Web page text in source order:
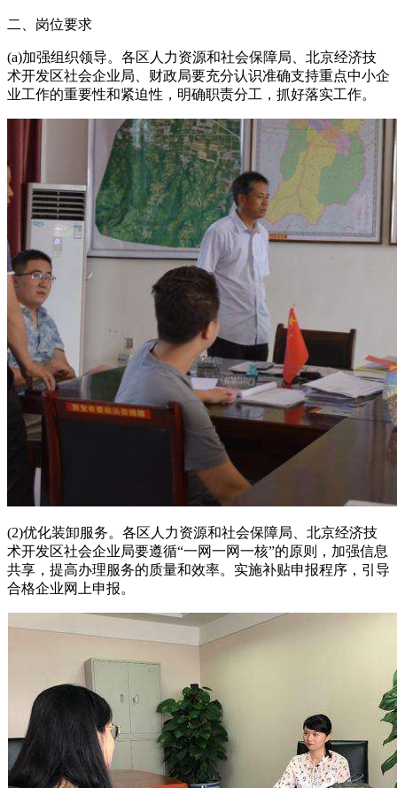
二、岗位要求
(a)加强组织领导。各区人力资源和社会保障局、北京经济技
术开发区社会企业局、财政局要充分认识准确支持重点中小企
业工作的重要性和紧迫性，明确职责分工，抓好落实工作。
(2)优化装卸服务。各区人力资源和社会保障局、北京经济技
术开发区社会企业局要遵循“一网一网一核”的原则，加强信息
共享，提高办理服务的质量和效率。实施补贴申报程序，引导
合格企业网上申报。